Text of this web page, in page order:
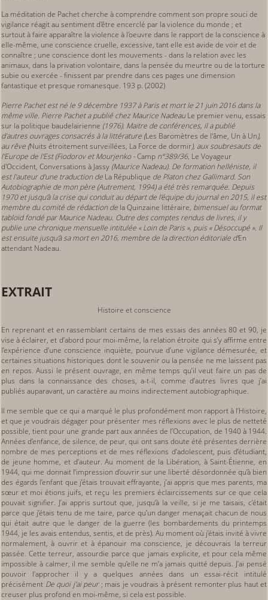
La méditation de Pachet cherche à comprendre comment son propre souci de
vigilance réagit au sentiment d'être encerclé par la violence du monde ; et
surtout à faire apparaître la violence à l'oeuvre dans le rapport de la conscience à
elle-même, une conscience cruelle, excessive, tant elle est avide de voir et de
connaître ; une conscience dont les mouvements - dans la relation avec les
animaux, dans la privation volontaire, dans la pensée du meurtre ou de la torture
subie ou exercée - finissent par prendre dans ces pages une dimension
fantastique et presque romanesque. 193 p. (2002)
Pierre Pachet est né le 9 décembre 1937à Paris et mort le21 juin 2016dans la
même ville. Pierre Pachet a publié chez Maurice NadeauLe premier venu, essais
sur la politique baudelairienne (1976). Maitre de conférences, il a publié
d'autres ouvrages consacrés à la littérature (Les Baromètres de l'âme, Un à Un),
au rêve (Nuits étroitement surveillées, La Force de dormir), aux soubresauts de
l'Europe de l'Est (Fiodorov et Mourjenko -Camp n°389/36, Le Voyageur
d'Occident, Conversations à Jassy (Maurice Nadeau). De formation helléniste, il
est l'auteur d'une traduction de La République de Platon chez Gallimard. Son
Autobiographie de mon père (Autrement, 1994) a été très remarquée. Depuis
1970 et jusqu'à la crise qui conduit au départ de l'équipe du journal en 2015, il est
membre du comité de rédaction de la Quinzaine littéraire, bimensuel au format
tabloïd fondé par Maurice Nadeau. Outre des comptes rendus de livres, il y
publie une chronique mensuelle intitulée « Loin de Paris », puis « Désoccupé ». Il
est ensuite jusqu'à sa mort en 2016, membre de la direction éditoriale d'En
attendant Nadeau.
EXTRAIT
Histoire et conscience
En reprenant et en rassemblant certains de mes essais des années 80 et 90, je
vise à éclairer, et d’abord pour moi-même, la relation étroite qui s’y affirme entre
l’expérience d’une conscience inquiète, pourvue d’une vigilance démesurée, et
certaines situations historiques dont le souvenir ou la pensée ne me laissent pas
en repos. Aussi le présent ouvrage, en même temps qu’il veut faire un pas de
plus dans la connaissance des choses, a-t-il, comme d’autres livres que j’ai
publiés auparavant, un caractère au moins indirectement autobiographique.
Il me semble que ce qui a marqué le plus profondément mon rapport à l’Histoire,
et que je voudrais dégager pour présenter mes réflexions avec le plus de netteté
possible, tient pour une grande part aux années de l’Occupation, de 1940 à 1944.
Années d’enfance, de silence, de peur, qui ont sans doute été présentes derrière
nombre de mes perceptions et de mes réflexions d’adolescent, puis d’étudiant,
de jeune homme, et d’auteur. Au moment de la Libération, à Saint-Étienne, en
1944, qui me donnait l’impression d’ouvrir sur une liberté désordonnée qu’à bien
des égards l’enfant que j’étais trouvait effrayante, j’ai appris que mes parents, ma
sœur et moi étions juifs, et reçu les premiers éclaircissements sur ce que cela
pouvait signifier. J’ai appris surtout que, jusqu’à la veille, si je me taisais, c’était
parce que j’étais tenu de me taire, parce qu’un danger menaçait chacun de nous
qui était autre que le danger de la guerre (les bombardements du printemps
1944, je les avais entendus, sentis, et de près). Au moment où j’étais invité à vivre
normalement, à ouvrir et à épanouir ma conscience, je découvrais la terreur
passée. Cette terreur, assourdie parce que jamais explicite, et pour cela même
impossible à calmer, il me semble qu’elle ne m’a jamais quitté depuis. J’ai pensé
pouvoir l’approcher il y a quelques années dans un essai-récit intitulé
précisément De quoi j’ai peur; mais je voudrais à présent remonter plus haut et
creuser plus profond en moi-même, si cela est possible.